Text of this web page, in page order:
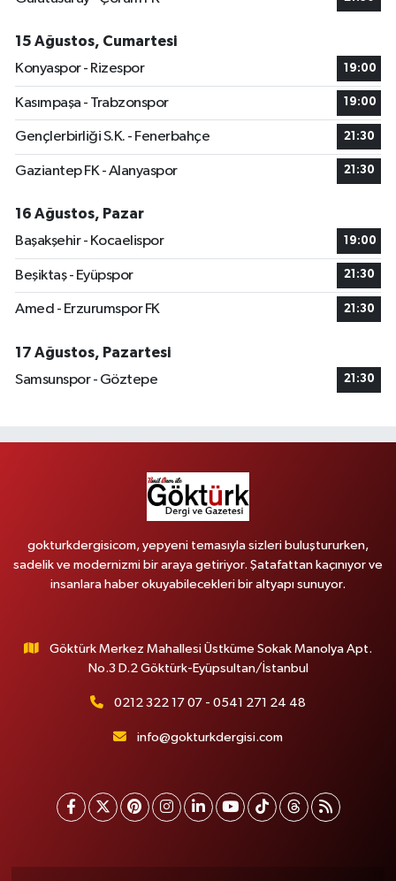
15 Ağustos, Cumartesi
Konyaspor - Rizespor
19:00
Kasımpaşa - Trabzonspor 19:00
Gençlerbirliği S.K. - Fenerbahçe 21:30
Gaziantep FK - Alanyaspor 21:30
16 Ağustos, Pazar
Başakşehir - Kocaelispor
19:00
Beşiktaş - Eyüpspor 21:30
Amed - Erzurumspor FK 21:30
17 Ağustos, Pazartesi
Samsunspor - Göztepe
21:30
gokturkdergisicom, yepyeni temasıyla sizleri buluştururken,
sadelik ve modernizmi bir araya getiriyor. Şatafattan kaçınıyor ve
insanlara haber okuyabilecekleri bir altyapı sunuyor.
Göktürk Merkez Mahallesi Üstküme Sokak Manolya Apt.
No.3 D.2 Göktürk-Eyüpsultan/İstanbul
0212 322 17 07 - 0541 271 24 48
info@gokturkdergisi.com